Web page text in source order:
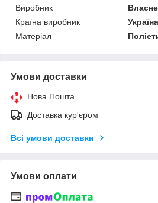
Виробник
Країна виробник
Україна
Матеріал
Умови доставки
Нова Пошта
Доставка кур'єром
Всі умови доставки
Умови оплати